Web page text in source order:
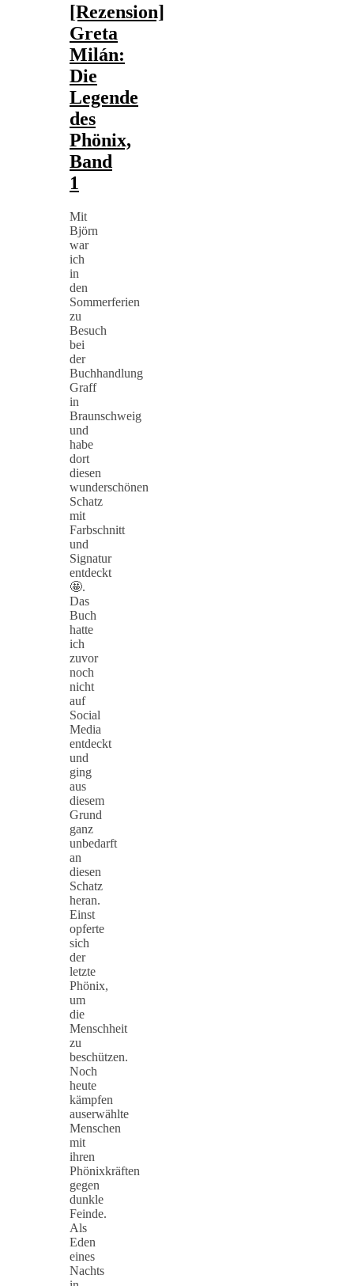
[Rezension]
Greta
Milán:
Die
Legende
des
Phönix,
Band
1
Mit
Björn
war
ich
in
den
Sommerferien
zu
Besuch
bei
der
Buchhandlung
Graff
in
Braunschweig
und
habe
dort
diesen
wunderschönen
Schatz
mit
Farbschnitt
und
Signatur
entdeckt
🤩.
Das
Buch
hatte
ich
zuvor
noch
nicht
auf
Social
Media
entdeckt
und
ging
aus
diesem
Grund
ganz
unbedarft
an
diesen
Schatz
heran.
Einst
opferte
sich
der
letzte
Phönix,
um
die
Menschheit
zu
beschützen.
Noch
heute
kämpfen
auserwählte
Menschen
mit
ihren
Phönixkräften
gegen
dunkle
Feinde.
Als
Eden
eines
Nachts